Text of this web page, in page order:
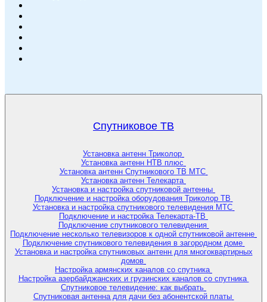
Спутниковое ТВ
Установка антенн Триколор
Установка антенн НТВ плюс
Установка антенн Спутникового ТВ МТС
Установка антенн Телекарта
Установка и настройка спутниковой антенны
Подключение и настройка оборудования Триколор ТВ
Установка и настройка спутникового телевидения МТС
Подключение и настройка Телекарта-ТВ
Подключение спутникового телевидения
Подключение несколько телевизоров к одной спутниковой антенне
Подключение спутникового телевидения в загородном доме
Установка и настройка спутниковых антенн для многоквартирных
домов
Настройка армянских каналов со спутника
Настройка азербайджанских и грузинских каналов со спутника
Спутниковое телевидение: как выбрать
Спутниковая антенна для дачи без абонентской платы